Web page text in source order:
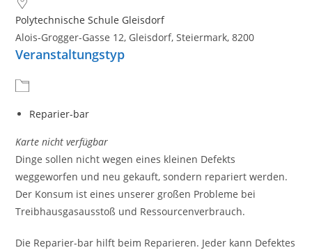
Polytechnische Schule Gleisdorf
Alois-Grogger-Gasse 12, Gleisdorf, Steiermark, 8200
Veranstaltungstyp
Reparier-bar
Karte nicht verfügbar
Dinge sollen nicht wegen eines kleinen Defekts
weggeworfen und neu gekauft, sondern repariert werden.
Der Konsum ist eines unserer großen Probleme bei
Treibhausgasausstoß und Ressourcenverbrauch.
Die Reparier-bar hilft beim Reparieren. Jeder kann Defektes